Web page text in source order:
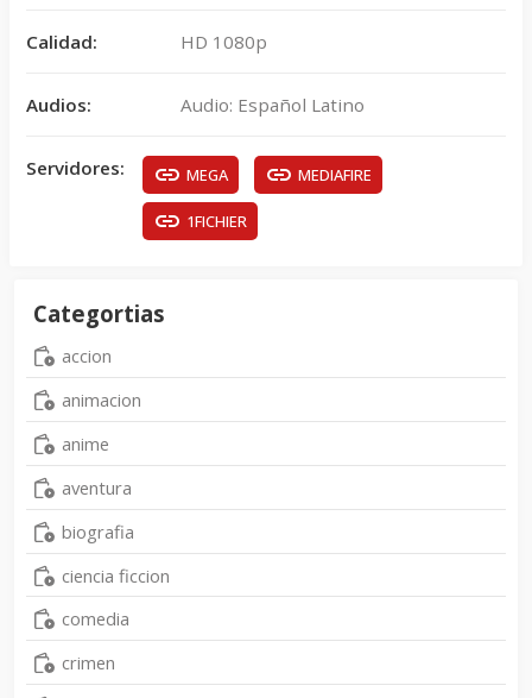
Calidad: HD 1080p
Audios: Audio: Español Latino
Servidores: MEGA MEDIAFIRE
1FICHIER
Categortias
accion
animacion
anime
aventura
biografia
ciencia ficcion
comedia
crimen